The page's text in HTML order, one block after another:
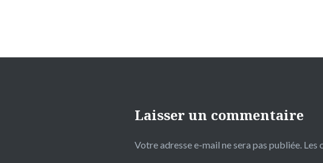
Laisser un commentaire
Votre adresse e-mail ne sera pas publiée. Les